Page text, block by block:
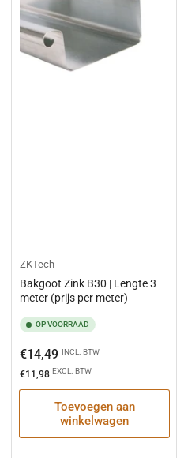
ZKTech
Bakgoot Zink B30 | Lengte 3
meter (prijs per meter)
OP VOORRAAD
Normale
prijs
€14,49 INCL. BTW
€11,98 EXCL. BTW
Toevoegen aan
winkelwagen